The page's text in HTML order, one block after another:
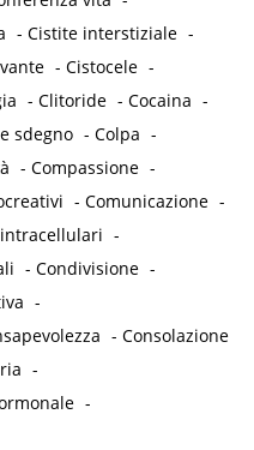
-Cistite interstiziale -
-Cistocele -
-Clitoride -Cocaina -
sdegno -Colpa -
-Compassione -
-Comunicazione -
-
-Condivisione -
-
-Consolazione
-
-